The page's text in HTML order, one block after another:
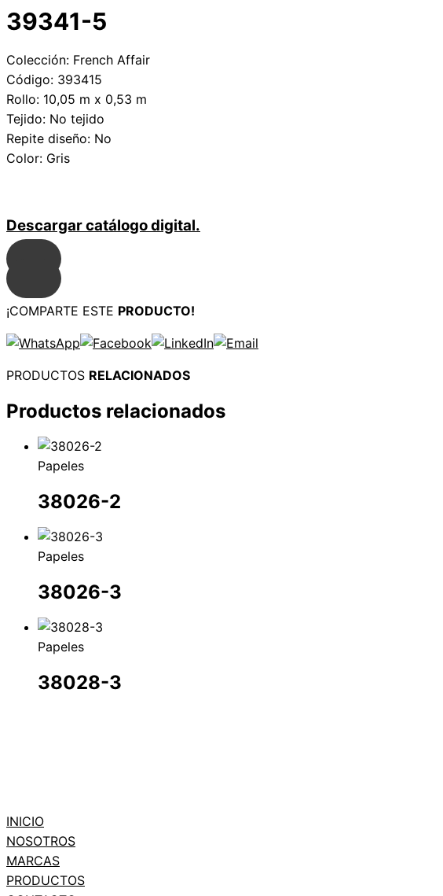
39341-5
Colección: French Affair
Código: 393415
Rollo: 10,05 m x 0,53 m
Tejido: No tejido
Repite diseño: No
Color: Gris
Descargar catálogo digital.
¡COMPARTE ESTE PRODUCTO!
PRODUCTOS RELACIONADOS
Productos relacionados
Papeles
38026-2
Papeles
38026-3
Papeles
38028-3
INICIO
NOSOTROS
MARCAS
PRODUCTOS